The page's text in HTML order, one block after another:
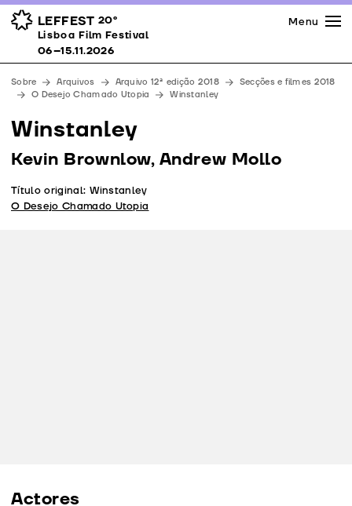
LEFFEST 20º
Lisboa Film Festival 06–15.11.2026
Prémios
Espaços
Apoios
Equipa
Downloads
Contactos
Menu
Lisboa Film Festival
06–15.11.2026
Sobre Arquivos Arquivo 12ª edição 2018
Secções e filmes 2018
O Desejo Chamado Utopia
Winstanley
Winstanley
Kevin Brownlow, Andrew Mollo
Título original: Winstanley
O Desejo Chamado Utopia
Actores